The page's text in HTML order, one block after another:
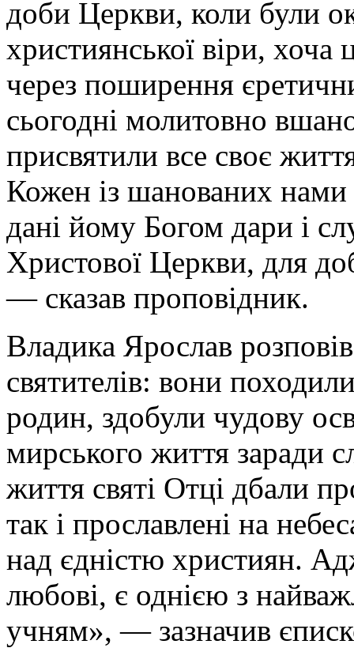
доби Церкви, коли були
християнської віри, хоча
через поширення
сьогодні молитовно
присвятили все своє
Кожен із шанованих нами
дані йому Богом дари і
Христової Церкви, для
— сказав проповідник.
Владика Ярослав
святителів: вони
родин, здобули чудову
мирського життя заради
життя святі Отці дбали
так і прославлені на
над єдністю християн.
любові, є однією з
учням», — зазначив